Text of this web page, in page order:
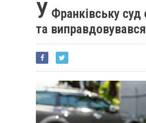
У Франківську
та